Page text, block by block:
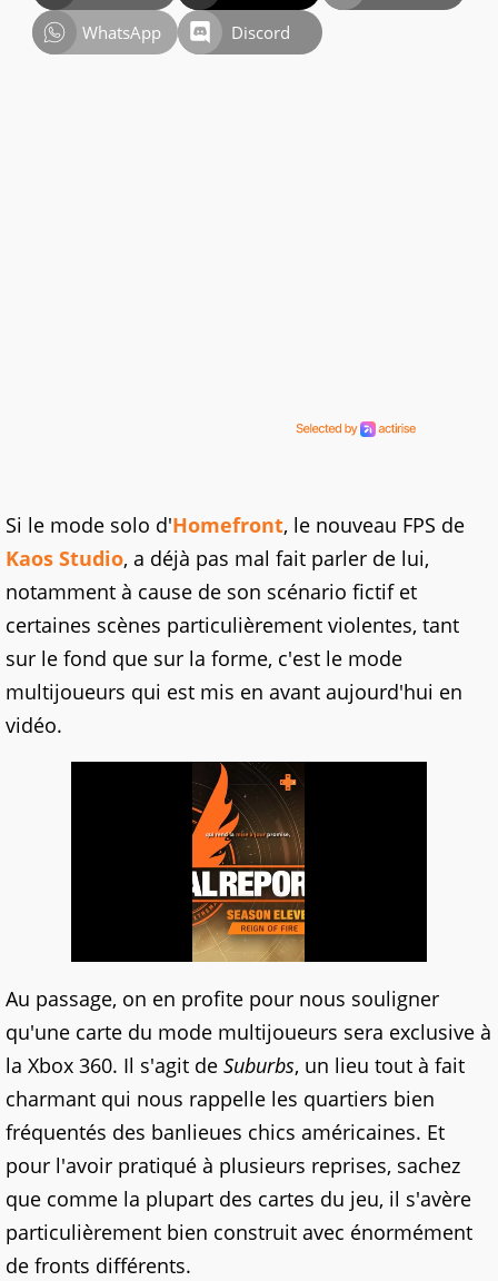
WhatsApp
Discord
Si le mode solo d'Homefront, le nouveau FPS de
Kaos Studio, a déjà pas mal fait parler de lui,
notamment à cause de son scénario fictif et
certaines scènes particulièrement violentes, tant
sur le fond que sur la forme, c'est le mode
multijoueurs qui est mis en avant aujourd'hui en
vidéo.
Au passage, on en profite pour nous souligner
qu'une carte du mode multijoueurs sera exclusive à
la Xbox 360. Il s'agit de Suburbs, un lieu tout à fait
charmant qui nous rappelle les quartiers bien
fréquentés des banlieues chics américaines. Et
pour l'avoir pratiqué à plusieurs reprises, sachez
que comme la plupart des cartes du jeu, il s'avère
particulièrement bien construit avec énormément
de fronts différents.